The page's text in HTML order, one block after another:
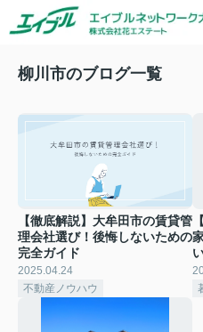
柳川市のブログ一覧
【徹底解説】大牟田市の賃貸管
理会社選び！後悔しないための
完全ガイド
2025.04.24
不動産ノウハウ